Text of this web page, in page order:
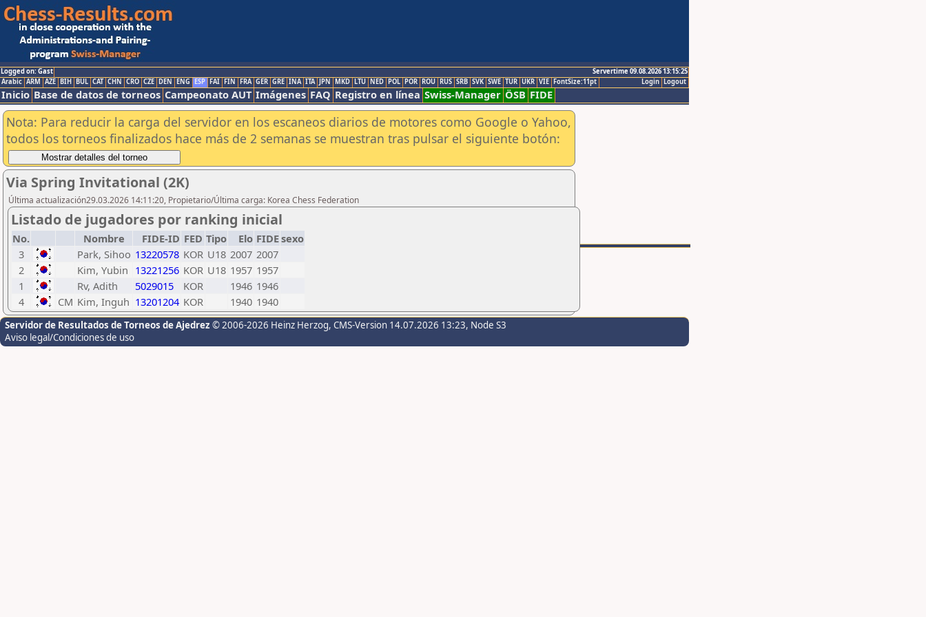
Logged on: Gast
Servertime 09.08.2026 13:15:25
Logout
Login
Arabic ARM AZE BIH BUL CAT CHN CRO CZE DEN ENG ESP FAI FIN FRA GER GRE INA ITA JPN MKD LTU NED POL POR ROU RUS SRB SVK SWE TUR UKR VIE FontSize:11pt
Inicio Base de datos de torneos Campeonato AUT Imágenes FAQ Registro en línea Swiss-Manager ÖSB FIDE
Nota: Para reducir la carga del servidor en los escaneos diarios de motores como Google o Yahoo,
todos los torneos finalizados hace más de 2 semanas se muestran tras pulsar el siguiente botón:
Via Spring Invitational (2K)
Última actualización29.03.2026 14:11:20, Propietario/Última carga: Korea Chess Federation
Listado de jugadores por ranking inicial
No. Nombre FIDE-ID FED Tipo Elo FIDEsexo
3
Park, Sihoo 13220578 KOR U18 2007 2007
2
Kim, Yubin 13221256 KOR U18 1957 1957
1
Rv, Adith 5029015 KOR 1946 1946
4
CM Kim, Inguh 13201204 KOR 1940 1940
Servidor de Resultados de Torneos de Ajedrez © 2006-2026 Heinz Herzog, CMS-Version 14.07.2026 13:23, Node S3
Aviso legal/Condiciones de uso